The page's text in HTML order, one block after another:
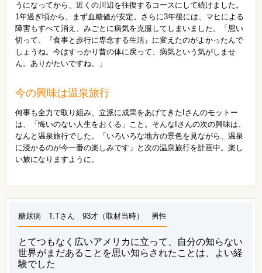
うになってから、近くの川辺を往復するコースにして続けました。
1年過ぎ頃から、まず血糖値が安定。さらに3年後には、マヒによる
障害もすべて消え、みごとに病気を克服してしまいました。「思い
切って、『食事と歩行に専念する生活』に変えたのがよかったんで
しょうね。今はすっかり昔の体に戻って、病気という気がしませ
ん。ありがたいですね。」
今の興味は温泉旅行
何事も全力で取り組み、立派に成果をあげてきたIさんのモットー
は、「悔いのない人生をおくる」こと。そんなIさんの次の興味は、
なんと温泉旅行でした。「いろいろな地方の景色を見ながら、温泉
に浸かるのが今一番の楽しみです」と次の温泉旅行を計画中。楽し
い旅になりますように。
糖尿病 T.Tさん 93才（取材当時） 男性
とてつもなく広いアメリカに立って、自分の知らない
世界がまだあることを思い知らされたことは、よい経
験でした